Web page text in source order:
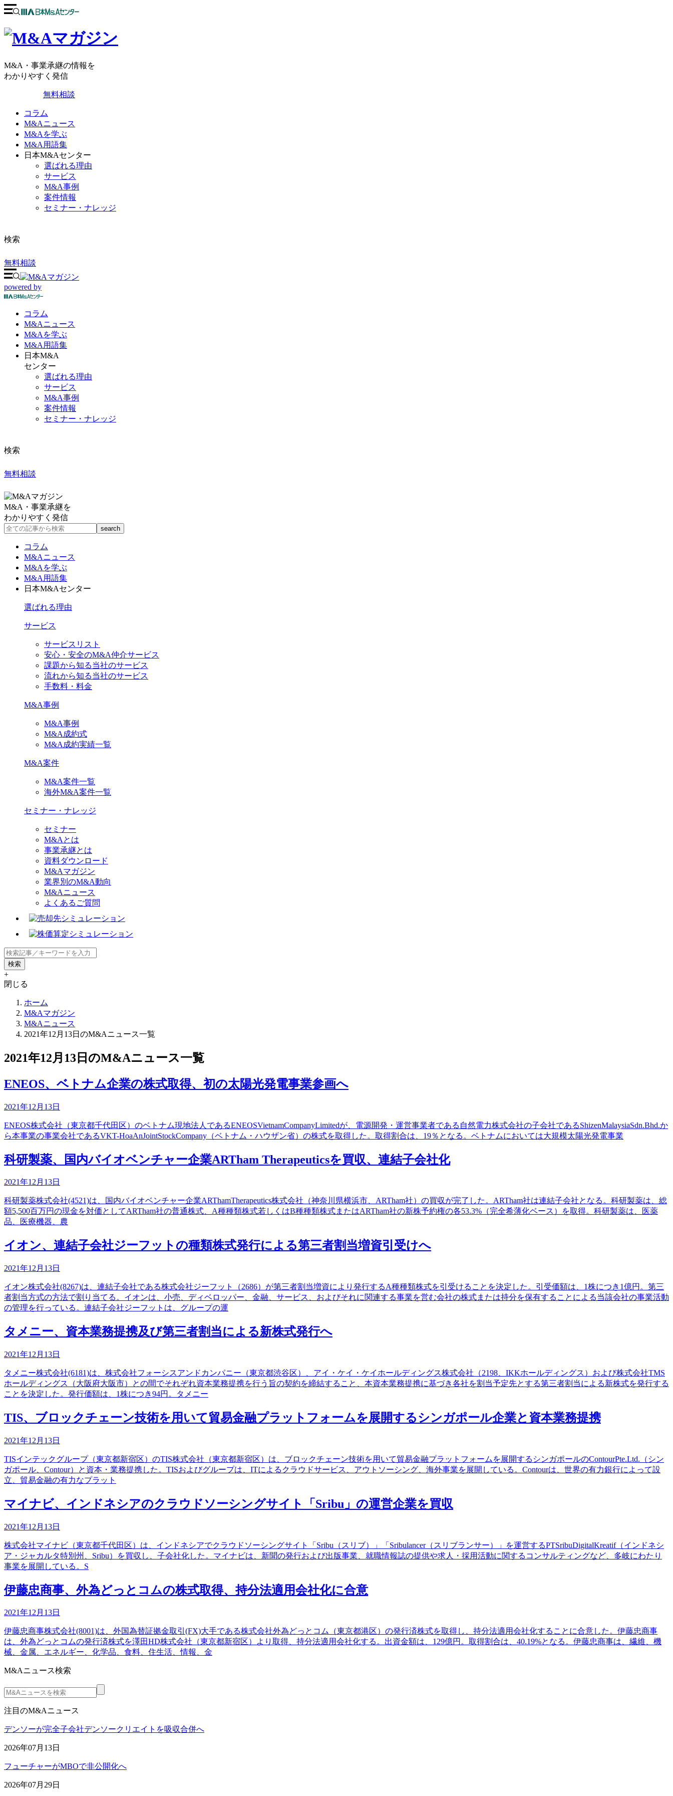
M&A・事業承継の情報を
わかりやすく発信
無料相談
コラム
M&Aニュース
M&Aを学ぶ
M&A用語集
日本M&Aセンター
選ばれる理由
サービス
M&A事例
案件情報
セミナー・ナレッジ
検索
無料相談
powered by
コラム
M&Aニュース
M&Aを学ぶ
M&A 用語集
日本M&A
センター
選ばれる理由
サービス
M&A事例
案件情報
セミナー・ナレッジ
検索
無料相談
M&A・事業承継を
わかりやすく発信
コラム
M&Aニュース
M&Aを学ぶ
M&A用語集
日本M&Aセンター
選ばれる理由
サービス
サービスリスト
安心・安全のM&A仲介サービス
課題から知る当社のサービス
流れから知る当社のサービス
手数料・料金
M&A事例
M&A事例
M&A成約式
M&A成約実績一覧
M&A案件
M&A案件一覧
海外M&A案件一覧
セミナー・ナレッジ
セミナー
M&Aとは
事業承継とは
資料ダウンロード
M&Aマガジン
業界別のM&A動向
M&Aニュース
よくあるご質問
+
閉じる
ホーム
M&Aマガジン
M&Aニュース
2021年12月13日のM&Aニュース一覧
2021年12月13日のM&Aニュース一覧
ENEOS、ベトナム企業の株式取得、初の太陽光発電事業参画へ
2021年12月13日
ENEOS株式会社（東京都千代田区）のベトナム現地法人であるENEOSVietnamCompanyLimitedが、電源開発・運営事業者である自然電力株式会社の子会社であるShizenMalaysiaSdn.Bhd.か
ら本事業の事業会社であるVKT-HoaAnJointStockCompany（ベトナム・ハウザン省）の株式を取得した。取得割合は、19％となる。ベトナムにおいては大規模太陽光発電事業
科研製薬、国内バイオベンチャー企業ARTham Therapeuticsを買収、連結子会社化
2021年12月13日
科研製薬株式会社(4521)は、国内バイオベンチャー企業ARThamTherapeutics株式会社（神奈川県横浜市、ARTham社）の買収が完了した。ARTham社は連結子会社となる。科研製薬は、総
額5,500百万円の現金を対価としてARTham社の普通株式、A種種類株式若しくはB種種類株式またはARTham社の新株予約権の各53.3%（完全希薄化ベース）を取得。科研製薬は、医薬
品、医療機器、農
イオン、連結子会社ジーフットの種類株式発行による第三者割当増資引受けへ
2021年12月13日
イオン株式会社(8267)は、連結子会社である株式会社ジーフット（2686）が第三者割当増資により発行するA種種類株式を引受けることを決定した。引受価額は、1株につき1億円。第三
者割当方式の方法で割り当てる。イオンは、小売、ディベロッパー、金融、サービス、およびそれに関連する事業を営む会社の株式または持分を保有することによる当該会社の事業活動
の管理を行っている。連結子会社ジーフットは、グループの運
タメニー、資本業務提携及び第三者割当による新株式発行へ
2021年12月13日
タメニー株式会社(6181)は、株式会社フォーシスアンドカンパニー（東京都渋谷区）、アイ・ケイ・ケイホールディングス株式会社（2198、IKKホールディングス）および株式会社TMS
ホールディングス（大阪府大阪市）との間でそれぞれ資本業務提携を行う旨の契約を締結すること、本資本業務提携に基づき各社を割当予定先とする第三者割当による新株式を発行する
ことを決定した。発行価額は、1株につき94円。タメニー
TIS、ブロックチェーン技術を用いて貿易金融プラットフォームを展開するシンガポール企業と資本業務提携
2021年12月13日
TISインテックグループ（東京都新宿区）のTIS株式会社（東京都新宿区）は、ブロックチェーン技術を用いて貿易金融プラットフォームを展開するシンガポールのContourPte.Ltd.（シン
ガポール、Contour）と資本・業務提携した。TISおよびグループは、ITによるクラウドサービス、アウトソーシング、海外事業を展開している。Contourは、世界の有力銀行によって設
立、貿易金融の有力なプラット
マイナビ、インドネシアのクラウドソーシングサイト「Sribu」の運営企業を買収
2021年12月13日
株式会社マイナビ（東京都千代田区）は、インドネシアでクラウドソーシングサイト「Sribu（スリブ）」「Sribulancer（スリブランサー）」を運営するPTSribuDigitalKreatif（インドネシ
ア・ジャカルタ特別州、Sribu）を買収し、子会社化した。マイナビは、新聞の発行および出版事業、就職情報誌の提供や求人・採用活動に関するコンサルティングなど、多岐にわたり
事業を展開している。S
伊藤忠商事、外為どっとコムの株式取得、持分法適用会社化に合意
2021年12月13日
伊藤忠商事株式会社(8001)は、外国為替証拠金取引(FX)大手である株式会社外為どっとコム（東京都港区）の発行済株式を取得し、持分法適用会社化することに合意した。伊藤忠商事
は、外為どっとコムの発行済株式を澤田HD株式会社（東京都新宿区）より取得、持分法適用会社化する。出資金額は、129億円。取得割合は、40.19%となる。伊藤忠商事は、繊維、機
械、金属、エネルギー、化学品、食料、住生活、情報、金
M&Aニュース検索
注目のM&Aニュース
デンソーが完全子会社デンソークリエイトを吸収合併へ
2026年07月13日
フューチャーがMBOで非公開化へ
2026年07月29日